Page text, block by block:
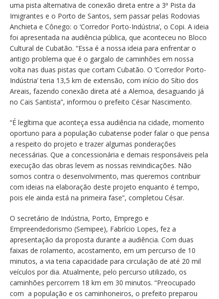
uma pista alternativa de conexão direta entre a 3ª Pista da
Imigrantes e o Porto de Santos, sem passar pelas Rodovias
Anchieta e Cônego: o ‘Corredor Porto-Indústria’, o Copi. A ideia
foi apresentada na audiência pública, que aconteceu no Bloco
Cultural de Cubatão. “Essa é a nossa ideia para enfrentar o
antigo problema que é o gargalo de caminhões em nossa
volta nas duas pistas que cortam Cubatão. O ‘Corredor Porto-
Indústria’ teria 13,5 km de extensão, com início do Sítio dos
Areais, fazendo conexão direta até a Alemoa, desaguando já
no Cais Santista”, informou o prefeito César Nascimento.
“É legítima que aconteça essa audiência na cidade, momento
oportuno para a população cubatense poder falar o que pensa
a respeito do projeto e trazer algumas ponderações
necessárias. Que a concessionária e demais responsáveis pela
execução das obras levem as nossas reivindicações. Não
somos contra o desenvolvimento, mas queremos contribuir
com ideias na elaboração deste projeto enquanto é tempo,
pois ele ainda está na primeira fase”, completou César.
O secretário de Indústria, Porto, Emprego e
Empreendedorismo (Semipee), Fabrício Lopes, fez a
apresentação da proposta durante a audiência. Com duas
faixas de rolamento, acostamento, em um percurso de 10
minutos, a via teria capacidade para circulação de até 20 mil
veículos por dia. Atualmente, pelo percurso utilizado, os
caminhões percorrem 18 km em 30 minutos. “Preocupado
com a população e os caminhoneiros, o prefeito preparou